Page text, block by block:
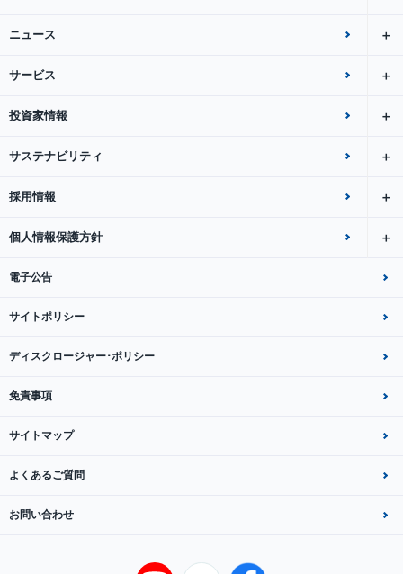
ニュース
サービス
投資家情報
サステナビリティ
採用情報
個人情報保護方針
電子公告
サイトポリシー
ディスクロージャー･ポリシー
免責事項
サイトマップ
よくあるご質問
お問い合わせ